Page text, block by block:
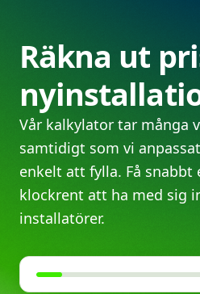
Räkna ut
Vår kalkylator tar många
samtidigt som vi
enkelt att fylla. Få
klockrent att ha med sig
installatörer.